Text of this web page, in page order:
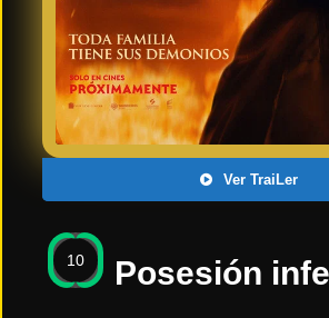
Español
📺 VER
SERIES
PLATAFORMAS
Series
de TV y
Streaming
Ver TraiLer
10